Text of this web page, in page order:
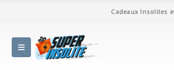
Cadeaux Insolites